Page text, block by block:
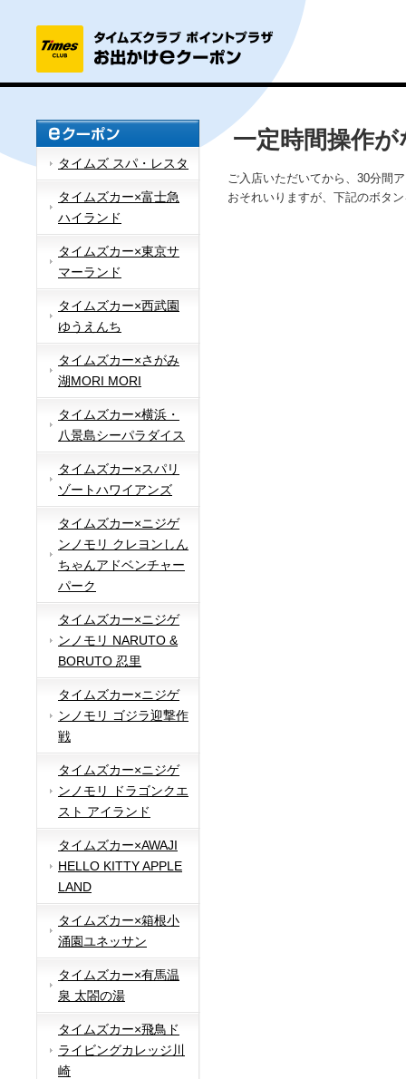
タイムズ スパ・レスタ
タイムズカー×富士急
ハイランド
タイムズカー×東京サ
マーランド
タイムズカー×西武園
ゆうえんち
タイムズカー×さがみ
湖MORI MORI
タイムズカー×横浜・
八景島シーパラダイス
タイムズカー×スパリ
ゾートハワイアンズ
タイムズカー×ニジゲ
ンノモリ クレヨンしん
ちゃんアドベンチャー
パーク
タイムズカー×ニジゲ
ンノモリ NARUTO &
BORUTO 忍里
タイムズカー×ニジゲ
ンノモリ ゴジラ迎撃作
戦
タイムズカー×ニジゲ
ンノモリ ドラゴンクエ
スト アイランド
タイムズカー×AWAJI
HELLO KITTY APPLE
LAND
タイムズカー×箱根小
涌園ユネッサン
タイムズカー×有馬温
泉 太閤の湯
タイムズカー×飛鳥ド
ライビングカレッジ川
崎
一定時間操作
ご入店いただいてから、30分間
おそれいりますが、下記のボタ